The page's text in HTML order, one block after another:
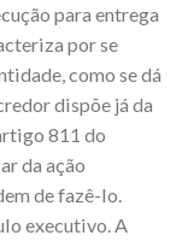
para entrega
por se
como se dá
dispõe já da
811 do
da ação
de fazê-lo.
executivo. A